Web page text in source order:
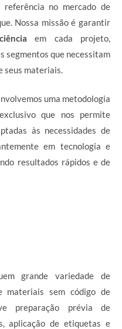
referência no mercado de
Nossa missão é garantir
em cada projeto,
segmentos que necessitam
seus materiais.
uma metodologia
que nos permite
às necessidades de
em tecnologia e
resultados rápidos e de
grande variedade de
materiais sem código de
preparação prévia de
aplicação de etiquetas e